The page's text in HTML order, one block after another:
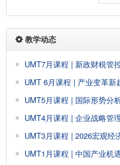
教学动态
UMT7月课程 | 新政财税管
UMT 6月课程 | 产业变革新趋
UMT5月课程 | 国际形势分
UMT4月课程 | 企业战略管
UMT3月课程 | 2026宏观经济
UMT1月课程 | 中国产业机遇与十五五规划